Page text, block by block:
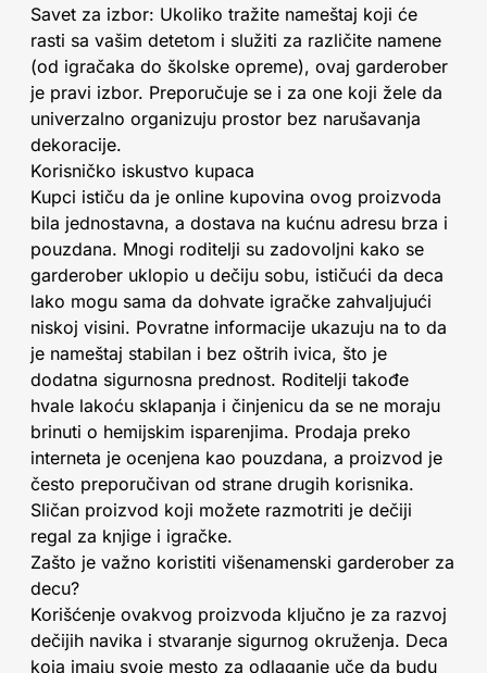
Savet za izbor: Ukoliko tražite nameštaj koji će
rasti sa vašim detetom i služiti za različite namene
(od igračaka do školske opreme), ovaj garderober
je pravi izbor. Preporučuje se i za one koji žele da
univerzalno organizuju prostor bez narušavanja
dekoracije.
Korisničko iskustvo kupaca
Kupci ističu da je online kupovina ovog proizvoda
bila jednostavna, a dostava na kućnu adresu brza i
pouzdana. Mnogi roditelji su zadovoljni kako se
garderober uklopio u dečiju sobu, ističući da deca
lako mogu sama da dohvate igračke zahvaljujući
niskoj visini. Povratne informacije ukazuju na to da
je nameštaj stabilan i bez oštrih ivica, što je
dodatna sigurnosna prednost. Roditelji takođe
hvale lakoću sklapanja i činjenicu da se ne moraju
brinuti o hemijskim isparenjima. Prodaja preko
interneta je ocenjena kao pouzdana, a proizvod je
često preporučivan od strane drugih korisnika.
Sličan proizvod koji možete razmotriti je dečiji
regal za knjige i igračke.
Zašto je važno koristiti višenamenski garderober za
decu?
Korišćenje ovakvog proizvoda ključno je za razvoj
dečijih navika i stvaranje sigurnog okruženja. Deca
koja imaju svoje mesto za odlaganje uče da budu